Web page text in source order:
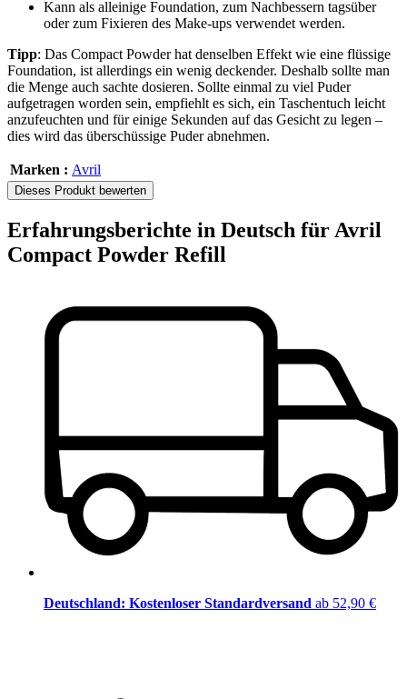
Kann als alleinige Foundation, zum Nachbessern tagsüber
oder zum Fixieren des Make-ups verwendet werden.
Tipp: Das Compact Powder hat denselben Effekt wie eine flüssige
Foundation, ist allerdings ein wenig deckender. Deshalb sollte man
die Menge auch sachte dosieren. Sollte einmal zu viel Puder
aufgetragen worden sein, empfiehlt es sich, ein Taschentuch leicht
anzufeuchten und für einige Sekunden auf das Gesicht zu legen –
dies wird das überschüssige Puder abnehmen.
Marken : Avril
Dieses Produkt bewerten
Erfahrungsberichte in Deutsch für Avril
Compact Powder Refill
Deutschland: Kostenloser Standardversand ab 52,90 €